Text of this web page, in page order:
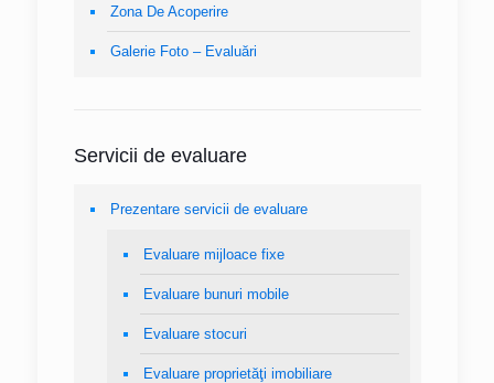
Zona De Acoperire
Galerie Foto – Evaluări
Servicii de evaluare
Prezentare servicii de evaluare
Evaluare mijloace fixe
Evaluare bunuri mobile
Evaluare stocuri
Evaluare proprietăţi imobiliare